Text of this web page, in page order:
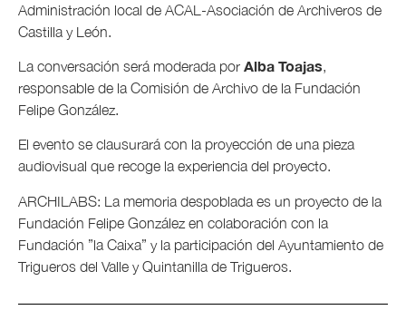
Administración local de ACAL-Asociación de Archiveros de
Castilla y León.
La conversación será moderada por Alba Toajas,
responsable de la Comisión de Archivo de la Fundación
Felipe González.
El evento se clausurará con la proyección de una pieza
audiovisual que recoge la experiencia del proyecto.
ARCHILABS: La memoria despoblada es un proyecto de la
Fundación Felipe González en colaboración con la
Fundación ”la Caixa” y la participación del Ayuntamiento de
Trigueros del Valle y Quintanilla de Trigueros.